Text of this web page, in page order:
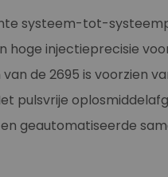
systeem-tot-
injectieprecisie
de 2695 is voorzien
pulsvrije
geautomatiseerde